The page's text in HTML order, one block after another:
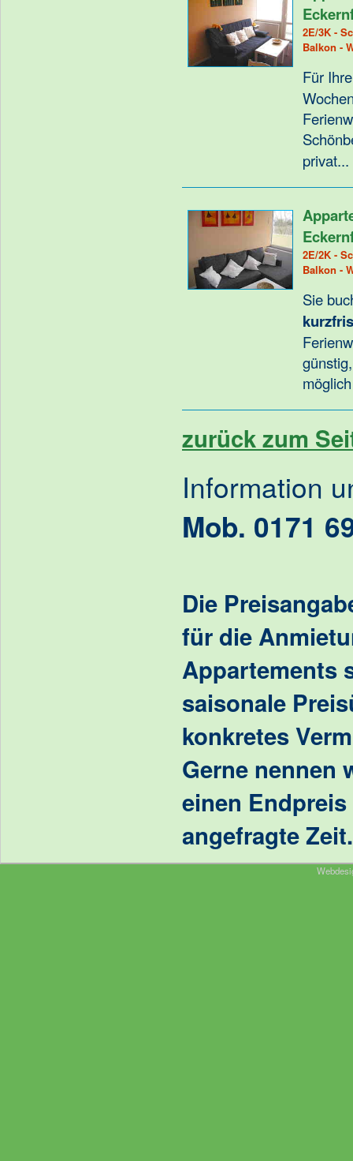
2E/3K -
Balkon -
Für
2E/2K -
Balkon -
Sie
möglich
zurück zum
Information
Mob. 0171
Die
für die
Appartements
saisonale
konkretes
Gerne nennen
einen
angefragte Zeit.